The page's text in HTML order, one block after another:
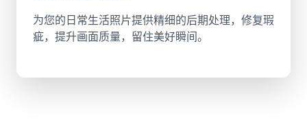
为您的日常生活照片提供精细的后期处理，修复瑕
疵，提升画面质量，留住美好瞬间。